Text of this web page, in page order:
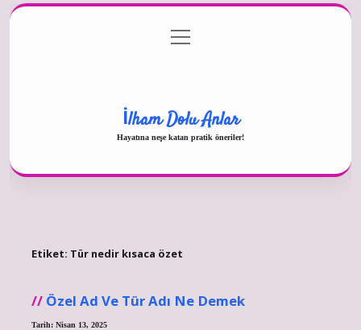
Gizlilik Politikası
menüyü
aç
İlham Dolu Anlar
Hayatına neşe katan pratik öneriler!
Etiket: Tür nedir kısaca özet
Özel Ad Ve Tür Adı Ne Demek
Tarih: Nisan 13, 2025